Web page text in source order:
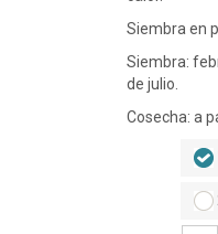
Siembra en
Siembra:
de julio.
Cosecha: a